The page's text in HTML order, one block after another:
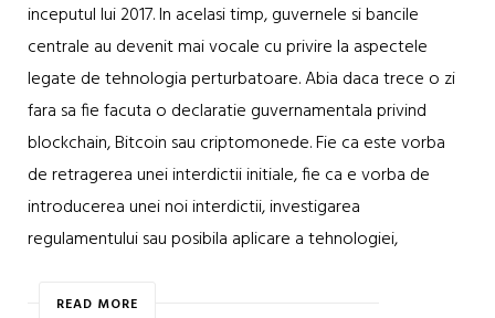
inceputul lui 2017. In acelasi timp, guvernele si bancile
centrale au devenit mai vocale cu privire la aspectele
legate de tehnologia perturbatoare. Abia daca trece o zi
fara sa fie facuta o declaratie guvernamentala privind
blockchain, Bitcoin sau criptomonede. Fie ca este vorba
de retragerea unei interdictii initiale, fie ca e vorba de
introducerea unei noi interdictii, investigarea
regulamentului sau posibila aplicare a tehnologiei,
READ MORE